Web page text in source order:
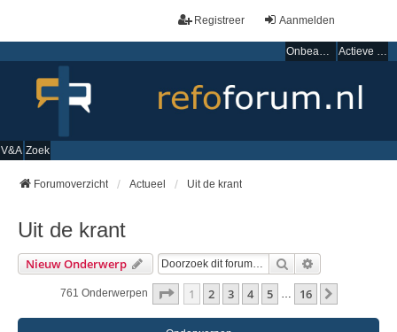
Aanmelden
Registreer
Onbeantwoorde onderwerpen Actieve onderwerpen
V&A Zoek
Forumoverzicht Actueel Uit de krant
Uit de krant
Nieuw Onderwerp Zoek
761 Onderwerpen Pagina Van16
1 2 3 4 5 16